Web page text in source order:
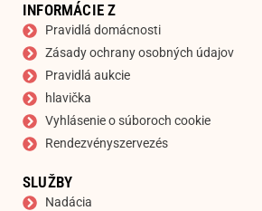
INFORMÁCIE Z
Pravidlá domácnosti
Zásady ochrany osobných údajov
Pravidlá aukcie
hlavička
Vyhlásenie o súboroch cookie
Rendezvényszervezés
SLUŽBY
Nadácia